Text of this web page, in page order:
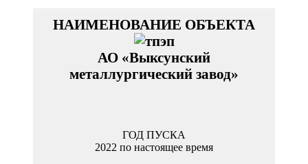
АО «Выксунский
металлургический завод»
2022 по настоящее время